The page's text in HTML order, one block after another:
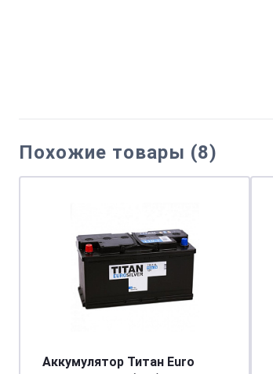
Похожие товары (8)
Аккумулятор Титан Euro